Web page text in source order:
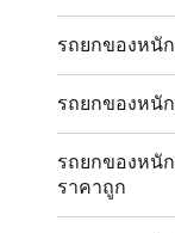
รถยกของหนั
รถยกของหนั
รถยกของหนั
ราคาถูก